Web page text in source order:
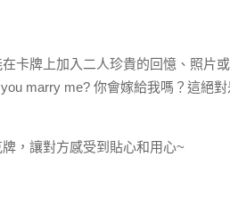
卡牌上加入二人珍貴的回憶、照片
marry me? 你會嫁給我嗎？這絕
，讓對方感受到貼心和用心~